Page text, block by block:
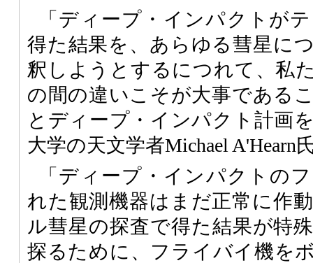
「ディープ・インパクトが
得た結果を、あらゆる彗星に
釈しようとするにつれて、私
の間の違いこそが大事である
とディープ・インパクト計画
大学の天文学者Michael A'Hearn
「ディープ・インパクトの
れた観測機器はまだ正常に作
ル彗星の探査で得た結果が特
探るために、フライバイ機を